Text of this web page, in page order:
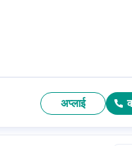
अप्लाई